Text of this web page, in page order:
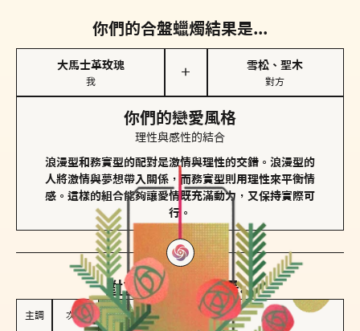
你們的合盤蠟燭結果是...
大馬士革玫瑰
我
＋
雪松、聖木
對方
你們的戀愛風格
理性與感性的結合
浪漫型和務實型的配對是激情與理性的交錯。浪漫型的
人將激情與夢想帶入關係，而務實型則用理性來平衡情
感。這樣的組合能夠讓愛情既充滿動力，又保持實際可
行。
對方的主調蠟燭是...
主調 次調